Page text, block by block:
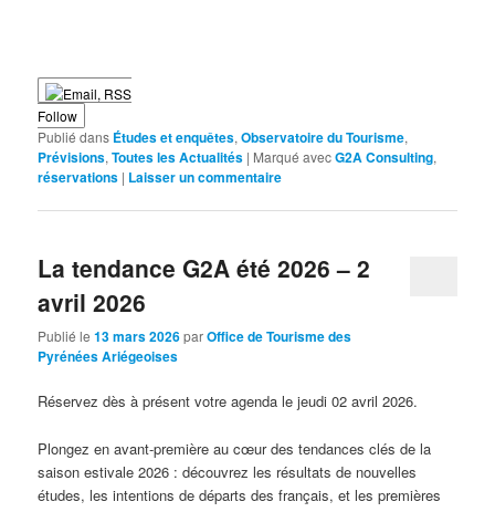
Follow
Publié dans Études et enquêtes,Observatoire du Tourisme,
Prévisions,Toutes les Actualités | Marqué avecG2A Consulting,
réservations | Laisser un commentaire
La tendance G2A été 2026 – 2
avril 2026
Publié le13 mars 2026parOffice de Tourisme des
Pyrénées Ariégeoises
Réservez dès à présent votre agenda le jeudi 02 avril 2026.
Plongez en avant-première au cœur des tendances clés de la
saison estivale 2026 : découvrez les résultats de nouvelles
études, les intentions de départs des français, et les premières